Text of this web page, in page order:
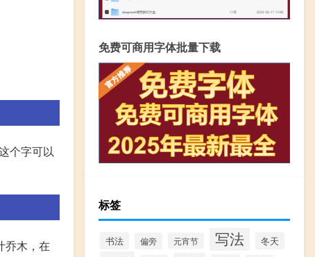
个字可以
乔木，在
免费可商用字体批量下载
标签
书法 偏旁 元宵节 写法 冬天